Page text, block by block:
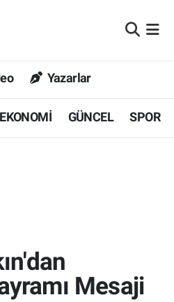
Yazarlar
EKONOMİ GÜNCEL SPOR
Mesaji
Haritası
ve Fikstür